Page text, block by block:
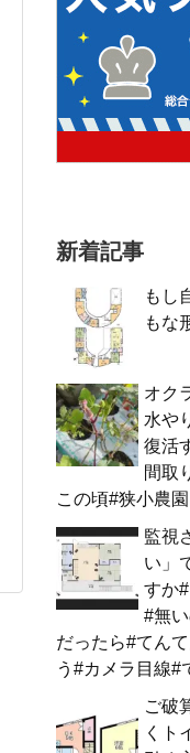
新着記事
もし
もな
オク
水や
復活
間取
この頃#狭小農園
監視
い」
すか
#無
だったら#てん
う#カメラ目線#
ご破
くト